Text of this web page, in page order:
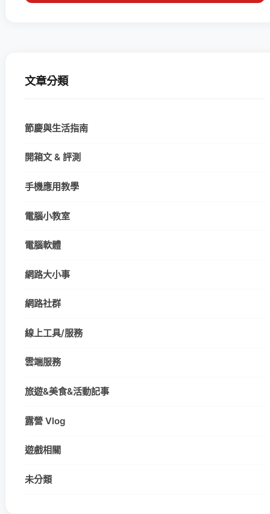
文章分類
節慶與生活指南
開箱文 & 評測
手機應用教學
電腦小教室
電腦軟體
網路大小事
網路社群
線上工具/服務
雲端服務
旅遊&美食&活動記事
露營 Vlog
遊戲相關
未分類